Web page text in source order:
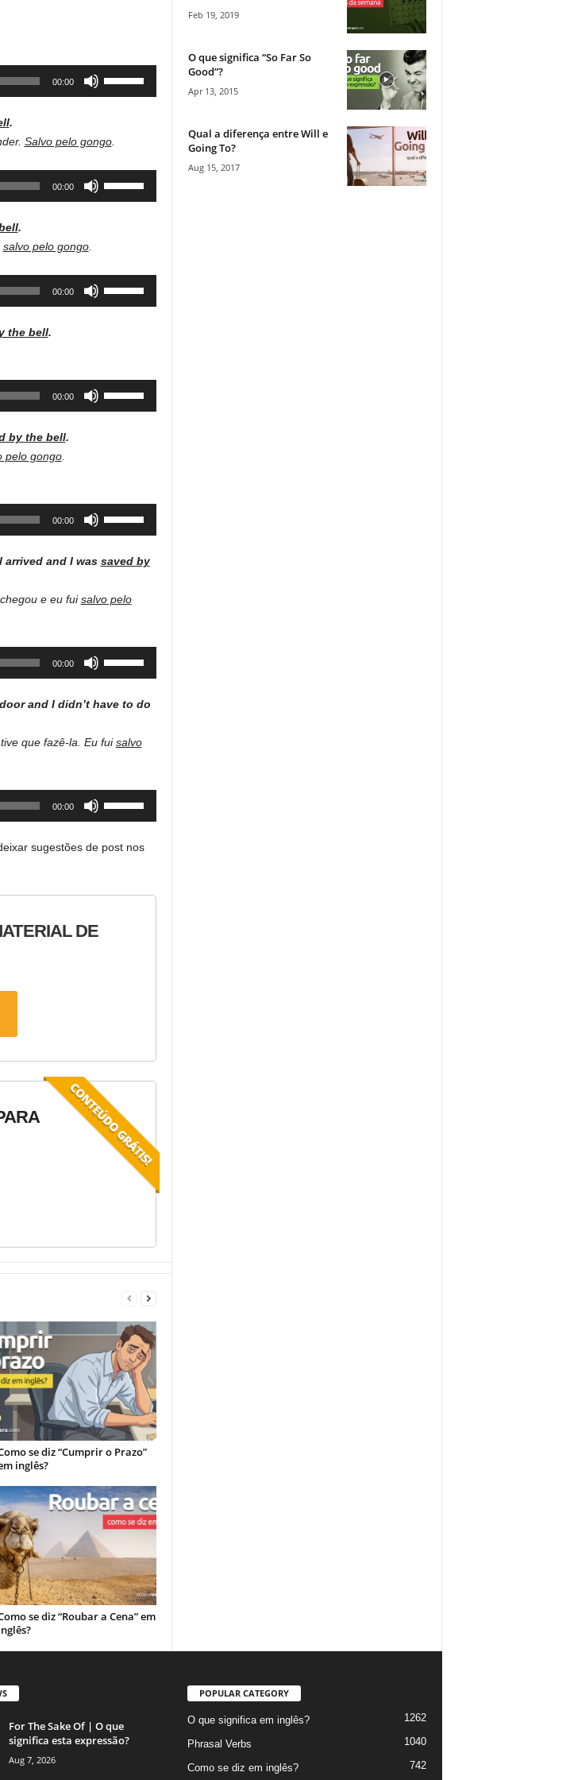
increase
or
00:00
to
increase
or
.
Salvo pelo gongo.
00:00
increase
or
.
salvo pelo gongo.
00:00
increase
or
the bell.
00:00
or
decrease
by the bell.
pelo gongo.
00:00
keys
increase
decrease
volume.
and I was saved by
e eu fuisalvo pelo
00:00
increase
decrease
volume.
and I didn’t have to do
que fazê-la. Eu fuisalvo
00:00
keys
increase
sugestões de post nos
DE
se diz “Cumprir o Prazo”
inglês?
se diz “Roubar a Cena” em
Feb 19, 2019
O que significa “So Far So
Good”?
Apr 13, 2015
Qual a diferença entre Will e
Going To?
Aug 15, 2017
For The Sake Of | O que
significa esta expressão?
Aug 7, 2026
POPULAR CATEGORY
O que significa em inglês? 1262
Phrasal Verbs 1040
Como se diz em inglês? 742